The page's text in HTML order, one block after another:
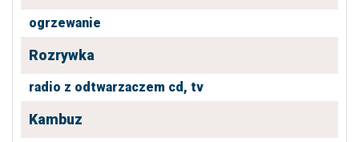
ogrzewanie
Rozrywka
radio z odtwarzaczem cd, tv
Kambuz